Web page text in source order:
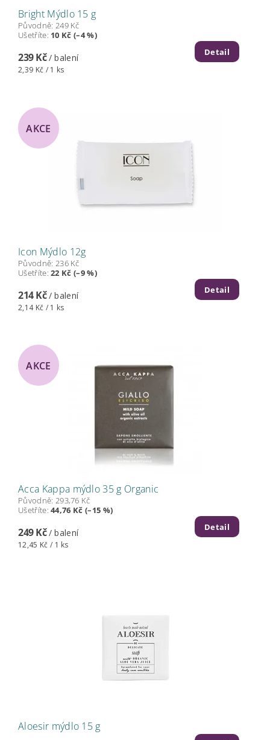
Bright Mýdlo 15 g
Původně: 249 Kč
Ušetříte: 10 Kč (–4 %)
239 Kč/ balení
2,39 Kč / 1 ks
Detail
AKCE
Icon Mýdlo 12g
Původně: 236 Kč
Ušetříte:22 Kč (–9 %)
214 Kč/ balení
2,14 Kč / 1 ks
Detail
AKCE
Acca Kappa mýdlo 35 g Organic
Původně: 293,76 Kč
Ušetříte:44,76 Kč (–15 %)
249 Kč/ balení
12,45 Kč / 1 ks
Detail
Aloesir mýdlo 15 g